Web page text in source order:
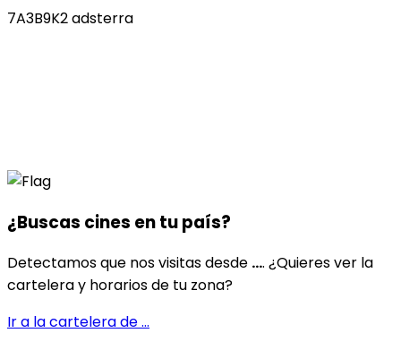
7A3B9K2 adsterra
¿Buscas cines entu país?
Detectamos que nos visitas desde .... ¿Quieres ver la
cartelera y horarios de tu zona?
Ir a la cartelera de...